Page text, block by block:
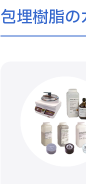
包埋樹脂